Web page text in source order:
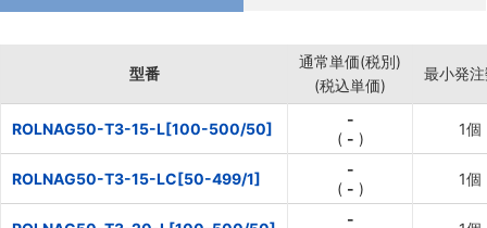
型番
通常単価(税別)
(税込単価)
最小発
ROLNAG50-T3-15-L[100-500/50]
-
( - )
1個
ROLNAG50-T3-15-LC[50-499/1]
-
( - )
1個
-